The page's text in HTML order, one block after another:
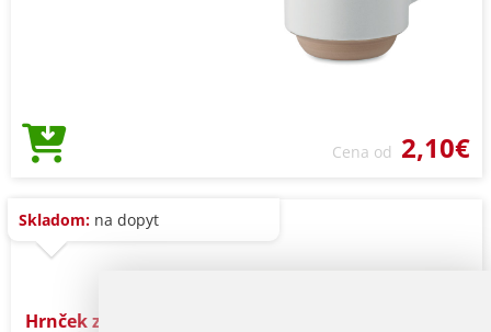
Cena od 2,10€
Skladom: na dopyt
Hrnček z dubového dreva